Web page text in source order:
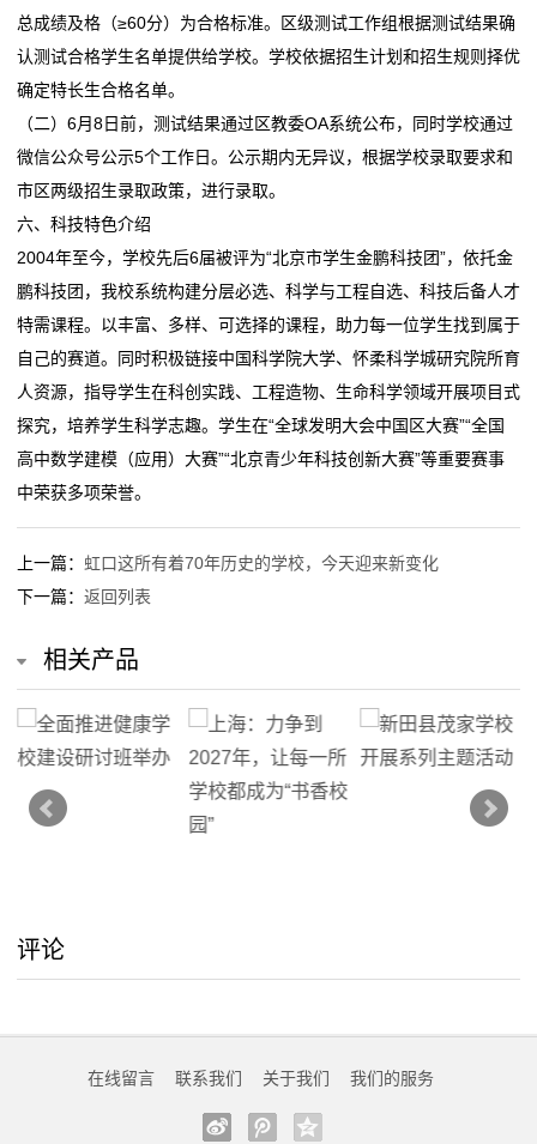
总成绩及格（≥60分）为合格标准。区级测试工作组根据测试结果确
认测试合格学生名单提供给学校。学校依据招生计划和招生规则择优
确定特长生合格名单。
（二）6月8日前，测试结果通过区教委OA系统公布，同时学校通过
微信公众号公示5个工作日。公示期内无异议，根据学校录取要求和
市区两级招生录取政策，进行录取。
六、科技特色介绍
2004年至今，学校先后6届被评为“北京市学生金鹏科技团”，依托金
鹏科技团，我校系统构建分层必选、科学与工程自选、科技后备人才
特需课程。以丰富、多样、可选择的课程，助力每一位学生找到属于
自己的赛道。同时积极链接中国科学院大学、怀柔科学城研究院所育
人资源，指导学生在科创实践、工程造物、生命科学领域开展项目式
探究，培养学生科学志趣。学生在“全球发明大会中国区大赛”“全国
高中数学建模（应用）大赛”“北京青少年科技创新大赛”等重要赛事
中荣获多项荣誉。
上一篇： 虹口这所有着70年历史的学校，今天迎来新变化
下一篇： 返回列表
相关产品
评论
在线留言 联系我们 关于我们 我们的服务